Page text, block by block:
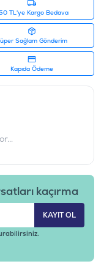
TL'ye Kargo Bedava
Sağlam Gönderim
Kapıda Ödeme
kaçırma
KAYIT OL